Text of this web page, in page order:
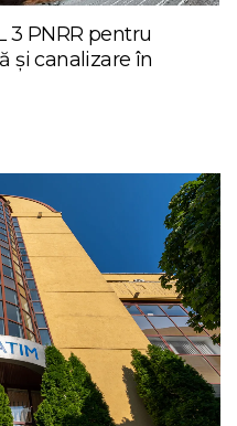
3 PNRR pentru
și canalizare în